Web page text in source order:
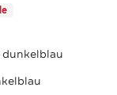
dunkelblau